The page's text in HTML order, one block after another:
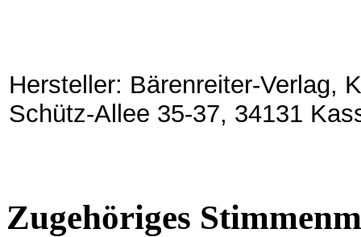
Hersteller: Bärenreiter-Verlag,
Schütz-Allee 35-37, 34131
Zugehöriges